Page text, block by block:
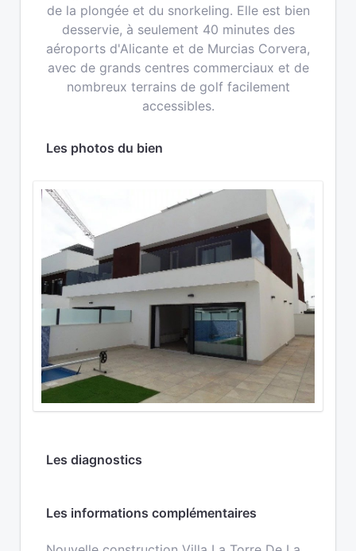
de la plongée et du snorkeling. Elle est bien
desservie, à seulement 40 minutes des
aéroports d'Alicante et de Murcias Corvera,
avec de grands centres commerciaux et de
nombreux terrains de golf facilement
accessibles.
Les photos du bien
Les diagnostics
Les informations complémentaires